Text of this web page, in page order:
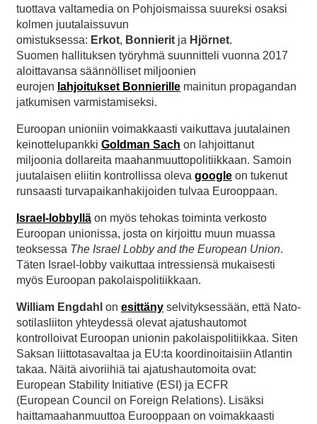
tuottava valtamedia on Pohjoismaissa suureksi osaksi
kolmen juutalaissuvun
omistuksessa: Erkot, Bonnierit ja Hjörnet.
Suomen hallituksen työryhmä suunnitteli vuonna 2017
aloittavansa säännölliset miljoonien
eurojen lahjoitukset Bonnierille mainitun propagandan
jatkumisen varmistamiseksi.
Euroopan unioniin voimakkaasti vaikuttava juutalainen
keinottelupankki Goldman Sach on lahjoittanut
miljoonia dollareita maahanmuuttopolitiikkaan. Samoin
juutalaisen eliitin kontrollissa oleva google on tukenut
runsaasti turvapaikanhakijoiden tulvaa Eurooppaan.
Israel-lobbyllä on myös tehokas toiminta verkosto
Euroopan unionissa, josta on kirjoittu muun muassa
teoksessa The Israel Lobby andthe European Union.
Täten Israel-lobby vaikuttaa intressiensä mukaisesti
myös Euroopan pakolaispolitiikkaan.
William Engdahl on esittäny selvityksessään, että Nato-
sotilasliiton yhteydessä olevat ajatushautomot
kontrolloivat Euroopan unionin pakolaispolitiikkaa. Siten
Saksan liittotasavaltaa ja EU:ta koordinoitaisiin Atlantin
takaa. Näitä aivoriihiä tai ajatushautomoita ovat:
European Stability Initiative (ESI) ja ECFR
(European Council on Foreign Relations). Lisäksi
haittamaahanmuuttoa Eurooppaan on voimakkaasti